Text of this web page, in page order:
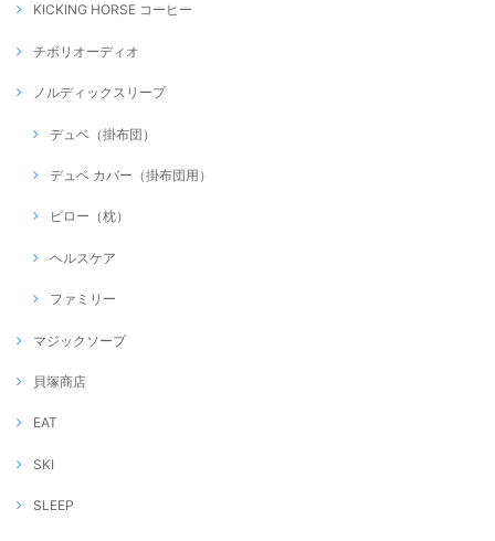
KICKING HORSE コーヒー
チボリオーディオ
ノルディックスリープ
デュベ（掛布団）
デュベ カバー（掛布団用）
ピロー（枕）
ヘルスケア
ファミリー
マジックソープ
貝塚商店
EAT
SKI
SLEEP